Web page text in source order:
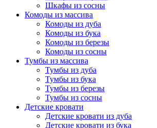
Шкафы из сосны
Комоды из массива
Комоды из дуба
Комоды из бука
Комоды из березы
Комоды из сосны
Тумбы из массива
Тумбы из дуба
Тумбы из бука
Тумбы из березы
Тумбы из сосны
Детские кровати
Детские кровати из дуба
Детские кровати из бука